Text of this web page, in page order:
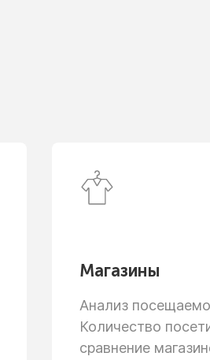
Магазины
Анализ
Количество
сравнение